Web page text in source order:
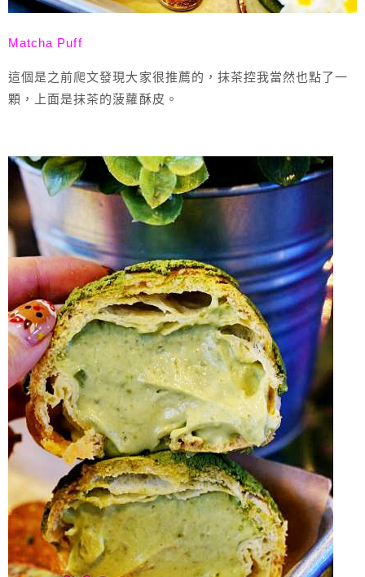
Matcha Puff
這個是之前爬文發現大家很推薦的，抹茶控我當然也點了一
顆，上面是抹茶的菠蘿酥皮。